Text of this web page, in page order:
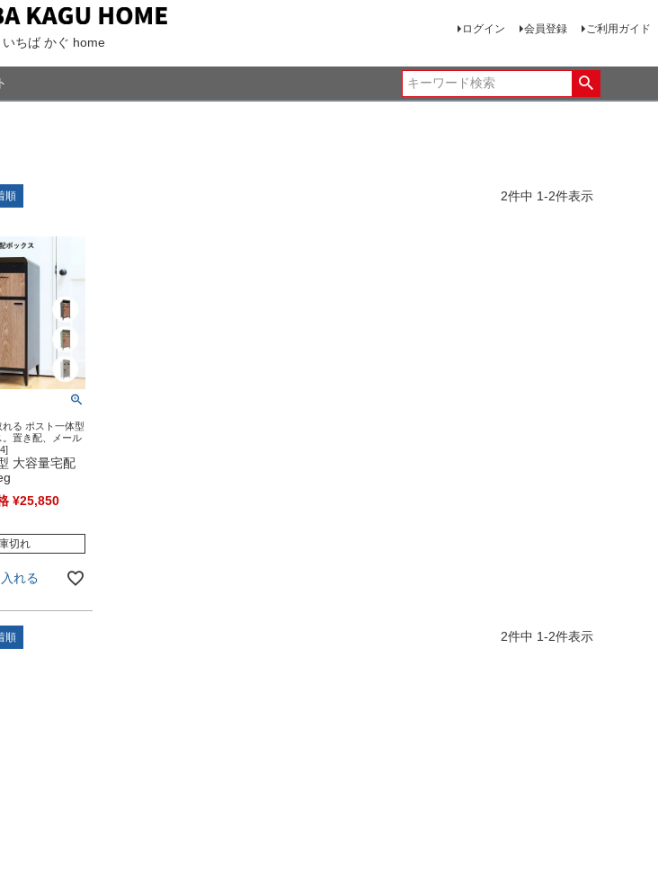
いちば かぐ home
ログイン 会員登録 ご利用ガイド
順 2件中 1-2件表示
る ポスト一体型
置き配、メール
大容量宅配
¥25,850
切れ
れる
順 2件中 1-2件表示